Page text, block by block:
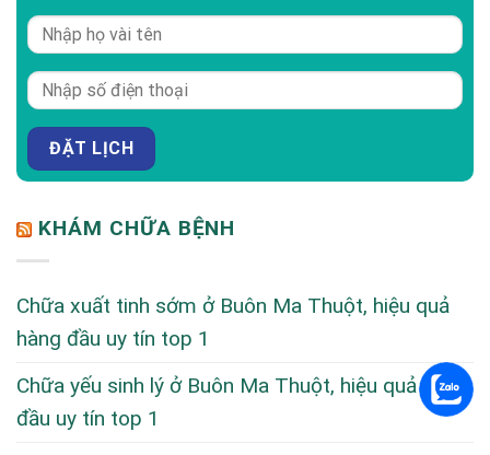
KHÁM CHỮA BỆNH
Chữa xuất tinh sớm ở Buôn Ma Thuột, hiệu quả
hàng đầu uy tín top 1
Chữa yếu sinh lý ở Buôn Ma Thuột, hiệu quả hàng
đầu uy tín top 1